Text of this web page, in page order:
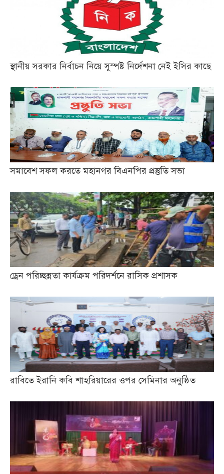
স্থানীয় সরকার নির্বাচন নিয়ে সুস্পষ্ট নির্দেশনা নেই ইসির কাছে
সমাবেশ সফল করতে মহানগর বিএনপির প্রস্তুতি সভা
ড্রেন পরিচ্ছন্নতা কার্যক্রম পরিদর্শনে রাসিক প্রশাসক
রাবিতে ইরানি কবি শাহরিয়ারের ওপর সেমিনার অনুষ্ঠিত